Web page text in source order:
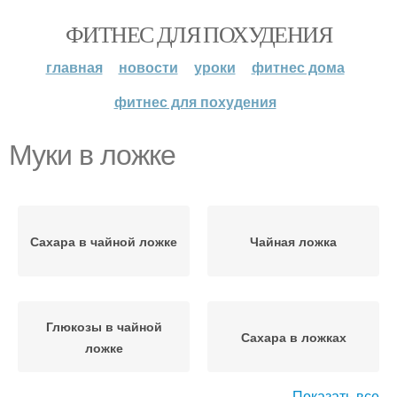
ФИТНЕС ДЛЯ ПОХУДЕНИЯ
главная новости уроки
фитнес дома
фитнес для похудения
Муки в ложке
Сахара в чайной ложке Чайная ложка
Глюкозы в чайной
ложке
Сахара в ложках